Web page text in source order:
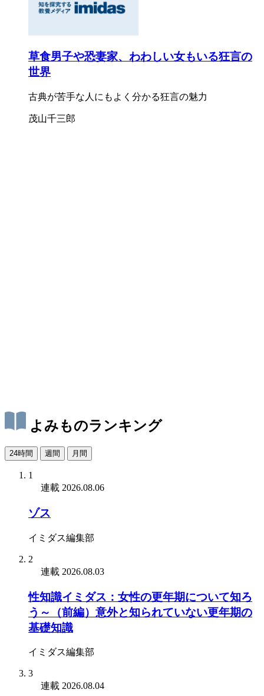
草食男子や恐妻家、わわしい女もいる狂言の
世界
古典が苦手な人にもよく分かる狂言の魅力
茂山千三郎
よみものランキング
24時間 週間 月間
1
連載 2026.08.06
ゾス
イミダス編集部
2
連載 2026.08.03
性知識イミダス：女性の更年期について知ろ
う～（前編）意外と知られていない更年期の
基礎知識
イミダス編集部
3
連載 2026.08.04